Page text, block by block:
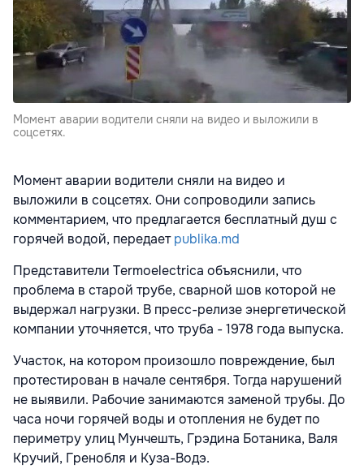
Момент аварии водители сняли на видео и выложили в
соцсетях.
Момент аварии водители сняли на видео и
выложили в соцсетях. Они сопроводили запись
комментарием, что предлагается бесплатный душ с
горячей водой, передаетpublika.md
Представители Termoelectrica объяснили, что
проблема в старой трубе, сварной шов которой не
выдержал нагрузки. В пресс-релизе энергетической
компании уточняется, что труба - 1978 года выпуска.
Участок, на котором произошло повреждение, был
протестирован в начале сентября. Тогда нарушений
не выявили. Рабочие занимаются заменой трубы. До
часа ночи горячей воды и отопления не будет по
периметру улиц Мунчешть, Грэдина Ботаника, Валя
Кручий, Гренобля и Куза-Водэ.